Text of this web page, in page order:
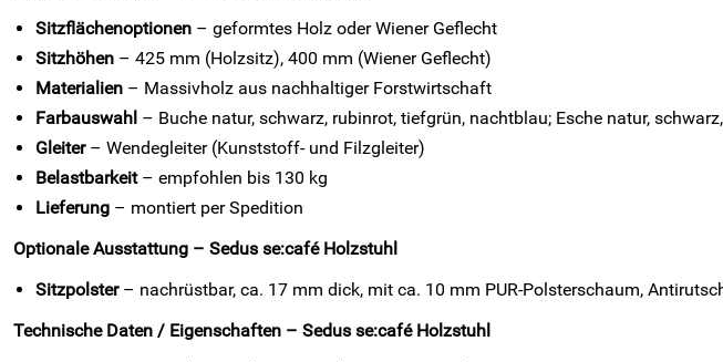
Sitzflächenoptionen – geformtes Holz oder Wiener Geflecht
Sitzhöhen – 425 mm (Holzsitz), 400 mm (Wiener Geflecht)
Materialien – Massivholz aus nachhaltiger Forstwirtschaft
Farbauswahl – Buche natur, schwarz, rubinrot, tiefgrün, nachtblau; Esche natur,
Gleiter– Wendegleiter (Kunststoff- und Filzgleiter)
Belastbarkeit– empfohlen bis 130 kg
Lieferung – montiert per Spedition
Optionale Ausstattung – Sedus se:café Holzstuhl
Sitzpolster– nachrüstbar, ca. 17 mm dick, mit ca. 10 mm PUR-Polsterschaum,
Technische Daten / Eigenschaften – Sedus se:café Holzstuhl